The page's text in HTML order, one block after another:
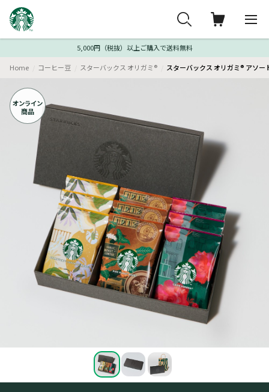
5,000円（税抜）以上ご購入で送料無料
Home コーヒー豆 スターバックス オリガミ® スターバックス オリガミ® アソ
オンライン
商品